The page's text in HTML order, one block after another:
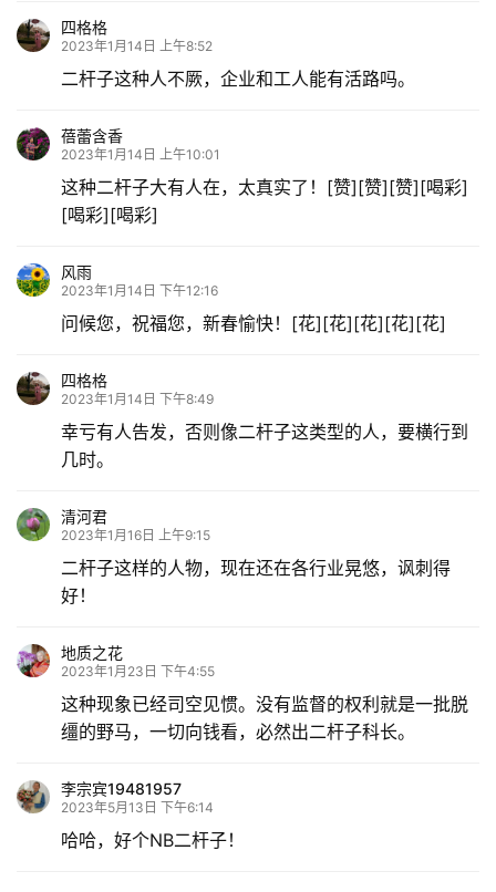
四格格
2023年1月14日 上午8:52
二杆子这种人不厥，企业和工人能有活路吗。
蓓蕾含香
2023年1月14日 上午10:01
这种二杆子大有人在，太真实了！[赞][赞][赞][喝彩]
[喝彩][喝彩]
风雨
2023年1月14日 下午12:16
问候您，祝福您，新春愉快！[花][花][花][花][花]
四格格
2023年1月14日 下午8:49
幸亏有人告发，否则像二杆子这类型的人，要横行到
几时。
清河君
2023年1月16日 上午9:15
二杆子这样的人物，现在还在各行业晃悠，讽刺得
好！
地质之花
2023年1月23日 下午4:55
这种现象已经司空见惯。没有监督的权利就是一批脱
缰的野马，一切向钱看，必然出二杆子科长。
李宗宾19481957
2023年5月13日 下午6:14
哈哈，好个NB二杆子！